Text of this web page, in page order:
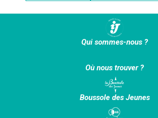
Qui sommes-nous ?
Où nous trouver ?
Boussole des Jeunes